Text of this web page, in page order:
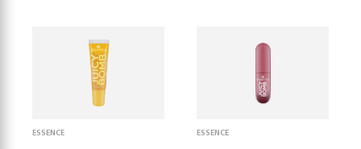
ESSENCE ESSENCE